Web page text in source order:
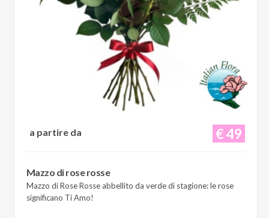
€ 49
a partire da
Mazzo di rose rosse
Mazzo di Rose Rosse abbellito da verde di stagione: le rose
significano Ti Amo!